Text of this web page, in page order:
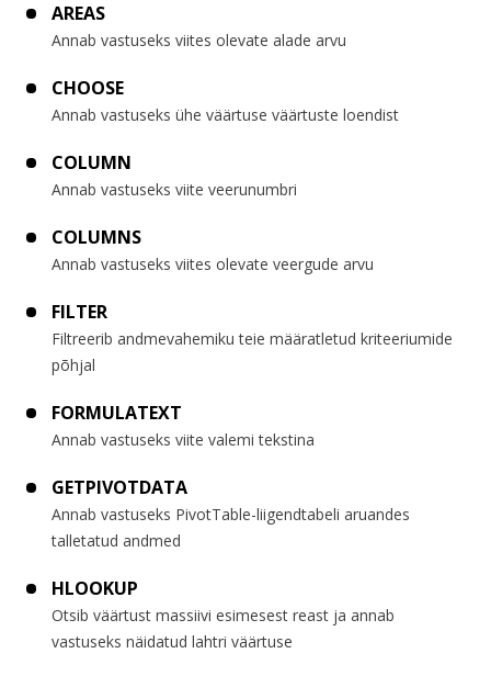
AREAS
Annab vastuseks viites olevate alade arvu
CHOOSE
Annab vastuseks ühe väärtuse väärtuste loendist
COLUMN
Annab vastuseks viite veerunumbri
COLUMNS
Annab vastuseks viites olevate veergude arvu
FILTER
Filtreerib andmevahemiku teie määratletud kriteeriumide
põhjal
FORMULATEXT
Annab vastuseks viite valemi tekstina
GETPIVOTDATA
Annab vastuseks PivotTable-liigendtabeli aruandes
talletatud andmed
HLOOKUP
Otsib väärtust massiivi esimesest reast ja annab
vastuseks näidatud lahtri väärtuse